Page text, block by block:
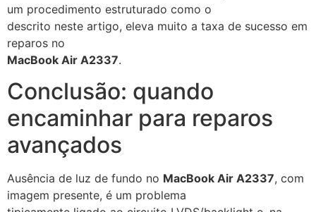
um procedimento estruturado como o
descrito neste artigo, eleva muito a taxa de sucesso em
reparos no
MacBook Air A2337.
Conclusão: quando
encaminhar para reparos
avançados
Ausência de luz de fundo no MacBook Air A2337, com
imagem presente, é um problema